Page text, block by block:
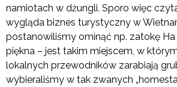
namiotach w dżungli. Sporo więc
wygląda biznes turystyczny w
postanowiliśmy ominąć np. zatokę
piękna – jest takim miejscem, w
lokalnych przewodników zarabiają
wybieraliśmy w tak zwanych